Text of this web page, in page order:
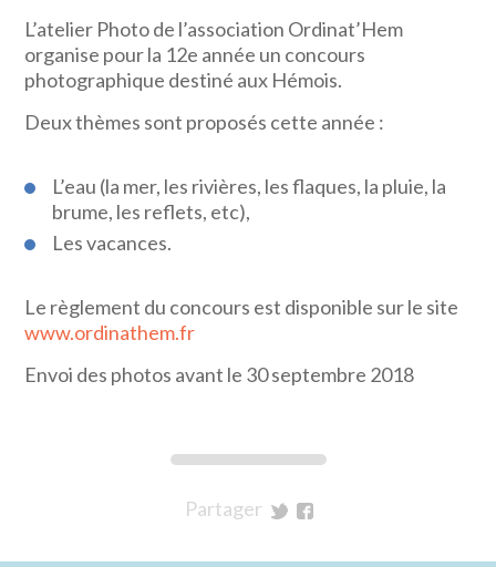
L’atelier Photo de l’association Ordinat’Hem
organise pour la 12e année un concours
photographique destiné aux Hémois.
Deux thèmes sont proposés cette année :
L’eau (la mer, les rivières, les flaques, la pluie, la
brume, les reflets, etc),
Les vacances.
Le règlement du concours est disponible sur le site
www.ordinathem.fr
Envoi des photos avant le 30 septembre 2018
Partager